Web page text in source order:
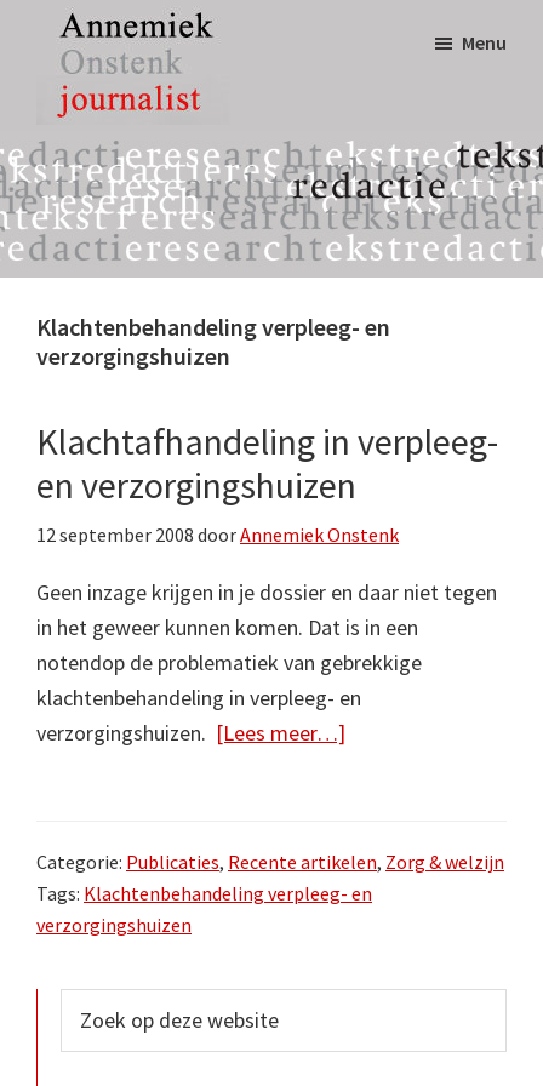
inhoud
eerste
sidebar
Annemiek
Onstenk
Journalist
tekst,
redactie
&
research
Menu
Klachtenbehandeling verpleeg- en
verzorgingshuizen
Klachtafhandeling in verpleeg-
en verzorgingshuizen
12 september 2008 doorAnnemiek Onstenk
Geen inzage krijgen in je dossier en daar niet tegen
in het geweer kunnen komen. Dat is in een
notendop de problematiek van gebrekkige
klachtenbehandeling in verpleeg- en
verzorgingshuizen. [Lees meer…]
verzorgingshuizen
Categorie: Publicaties, Recente artikelen, Zorg & welzijn
Tags: Klachtenbehandeling verpleeg- en
verzorgingshuizen
Primaire
Sidebar
op